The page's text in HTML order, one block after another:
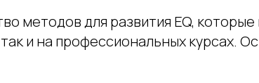
методов для развития EQ,
и на профессиональных курсах.